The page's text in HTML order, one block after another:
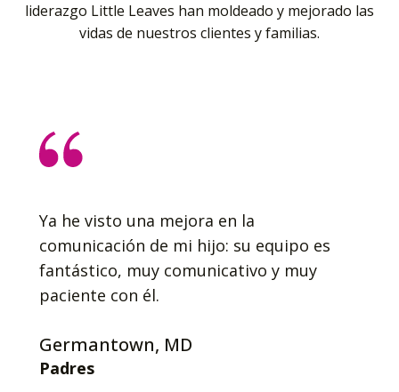
liderazgo Little Leaves han moldeado y mejorado las
vidas de nuestros clientes y familias.
Ya he visto una mejora en la
comunicación de mi hijo: su equipo es
fantástico, muy comunicativo y muy
paciente con él.
Germantown, MD
Padres